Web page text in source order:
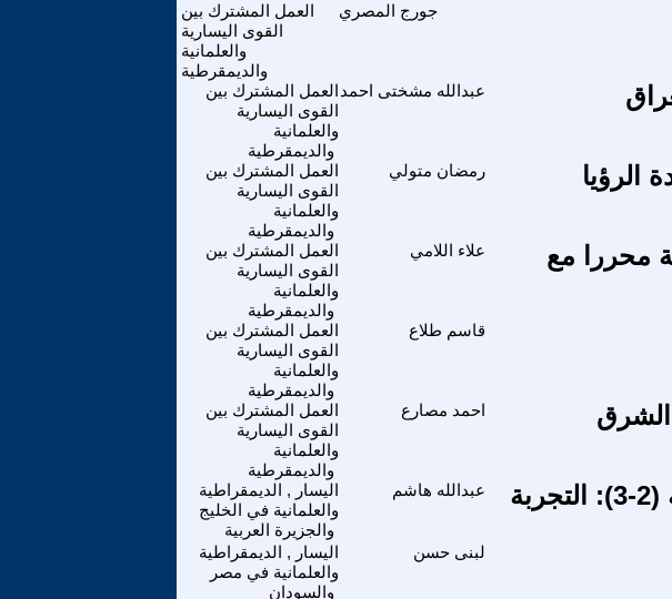
العمل المشترك بين
القوى اليسارية
والعلمانية
والديمقرطية
جورج المصري
العمل المشترك بين
القوى اليسارية
والعلمانية
والديمقرطية
عبدالله مشختى احمد
العمل المشترك بين
القوى اليسارية
والعلمانية
والديمقرطية
رمضان متولي
الرؤيا
العمل المشترك بين
القوى اليسارية
والعلمانية
والديمقرطية
علاء اللامي
محررا مع
العمل المشترك بين
القوى اليسارية
والعلمانية
والديمقرطية
قاسم طلاع
العمل المشترك بين
القوى اليسارية
والعلمانية
والديمقرطية
احمد مصارع
الشرق
اليسار , الديمقراطية
والعلمانية في الخليج
والجزيرة العربية
عبدالله هاشم
حركة المعارضة بين المقاطعه والمشاركة (2-3): التجربة
اليسار , الديمقراطية
والعلمانية في مصر
والسودان
لبنى حسن